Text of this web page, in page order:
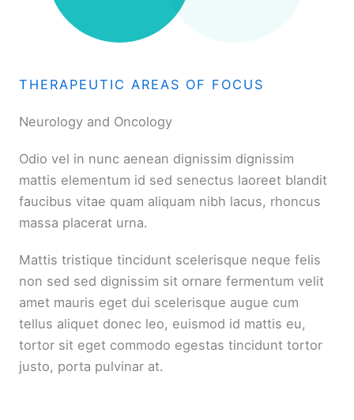
THERAPEUTIC AREAS OF FOCUS
Neurology and Oncology
Odio vel in nunc aenean dignissim dignissim
mattis elementum id sed senectus laoreet blandit
faucibus vitae quam aliquam nibh lacus, rhoncus
massa placerat urna.
Mattis tristique tincidunt scelerisque neque felis
non sed sed dignissim sit ornare fermentum velit
amet mauris eget dui scelerisque augue cum
tellus aliquet donec leo, euismod id mattis eu,
tortor sit eget commodo egestas tincidunt tortor
justo, porta pulvinar at.